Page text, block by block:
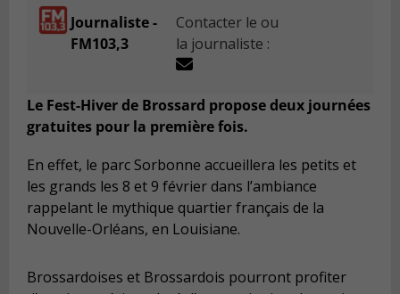
Journaliste -
FM103,3
Contacter le ou
la journaliste :
Le Fest-Hiver de Brossard propose deux journées
gratuites pour la première fois.
En effet, le parc Sorbonne accueillera les petits et
les grands les 8 et 9 février dans l’ambiance
rappelant le mythique quartier français de la
Nouvelle-Orléans, en Louisiane.
Brossardoises et Brossardois pourront profiter